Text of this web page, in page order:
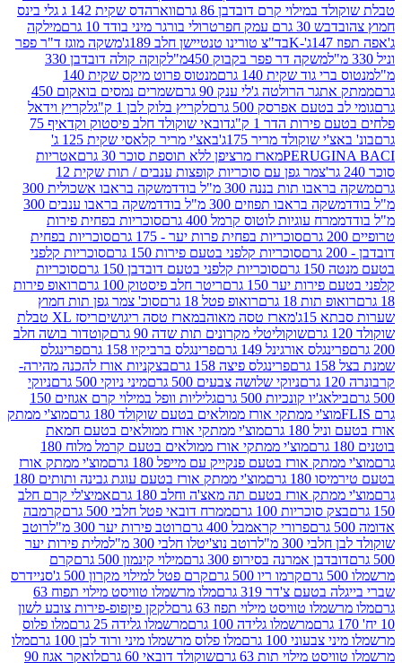
קרם דובדבן 86 גרם
ווארהדס שקית 142 ג גלי בינס
דבש 30 גרם עמק חפר
טרולי בורגר מיני בודד 10 גרם
מילקה
בד"צ טורינו טנטיישן חלב 189ג'
משקה מוגז ד"ר פפר
משקה דר פפר בקבוק 450מ"ל
קוקה קולה דובדבן 330
גוד שקית 140 גרם
מנטוס פרוט מיקס שקית 140
הרולטה ג'לי ענק 90 גרם
שמרים נמסים בואקום 450
אפרסק 500 גרם
לקריץ בלוק לבן 1 ק"ג
לקריץ וידאל
הדר 1 ק"ג
דובאי שוקולד חלב פיסטוק וקדאיף 75
שוקולד מריר 175ג'
באצ'י מריר קלאסי שקית 125 ג'
מארז מרציפן ללא תוספת סוכר 30 גרם
אטריות
צמר גפן עם סוכריות קופצות ענבים / תות שקית 12
תות בננה 300 מ"ל בודד
משקה בראבו אשכולית 300
בראבו תפוזים 300 מ"ל בודד
משקה בראבו ענבים 300
עוגיות לוטוס קרמל 400 גרם
סוכריות בפחית פירות
סוכריות בפחית פרות יער - 175 גרם
סוכריות בפחית
סוכריות קלפני בטעם פירות 150 גרם
סוכריות קלפני
סוכריות קלפני בטעם דובדבן 150 גרם
סוכריות
יער 150 גרם
ריטר חלב פיסטוק 100 גרם
רואופ פירות
תות 18 גרם
רואופ פטל 18 גרם
סוכ' צמר גפן תות חמוץ
מארז טסה מאוהב מארז טסה ריגושים
ריסז XL טבלת
שוקוליטלי מקרונים תות שדה 90 גרם
קוטדור בושה חלב
אורגינל 149 גרם
פרינגלס ברביקיו 158 גרם
פרינגלס
פרינגלס פיצה 158 גרם
בצקניות אורז להכנה מהירה-
ניוקי שלושה צבעים 500 גרם
מיני ניוקי 500 גרם
ניוקי
קונכיות 500 גרם
גליליות וופל במילוי קרם אגוזים 150
ממתקי אורז ממולאים בטעם שוקולד 180 גרם
מוצ'י ממתק
גרם
מוצ'י ממתקי אורז ממולאים בטעם חמאת
מוצ'י ממתקי אורז ממולאים בטעם קרמל מלוח 180
אורז בטעם פנקייק עם מייפל 180 גרם
מוצ'י ממתק אורז
גרם
מוצ'י ממתק אורז בטעם עוגת גבינה ותותים 180
אורז בטעם תה מאצ'ה וחלב 180 גרם
אמיצ'לי קרם חלב
סוכריות 100 גרם
ממרח דובאי פטל חלבי 500 גרם
קרמבה
פרורי קראמבל 400 גרם
רוטב פירות יער 300 מ"ל
רוטב
300 מ"ל
רוטב נוצ'יטלו חלבי 300 מ"ל
מלית פירות יער
אמרנה בסירופ 300 גרם
מילוי קינמון 500 גרם
קרם
קרמו ריו 500 גרם
קרם פטל למילוי מקרון 500 ג'
סניידרס
צ'דר 319 גרם
מלו מרשמלו טוויסט מילוי תפוח 63
טוויסט מילוי תפוז 63 גרם
לקקן פיןפופ-פירות צובע לשון
מרשמלו גלידה 100 גרם
מרשמלו גלידה 25 גרם
מלו פלוס
100 גרם
מלו פלוס מרשמלו מיני ורוד לבן 100 גרם
מלו
מילוי תות 63 גרם
שוקולד דובאי 60 גרם
לואקר אגוז 90